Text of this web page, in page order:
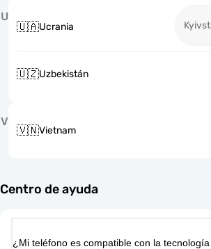
U
🇺🇦Ucrania
🇺🇿Uzbekistán
V
🇻🇳Vietnam
Centro de ayuda
¿Mi teléfono es compatible con la